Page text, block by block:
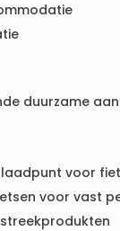
duurzame
voor
voor vast